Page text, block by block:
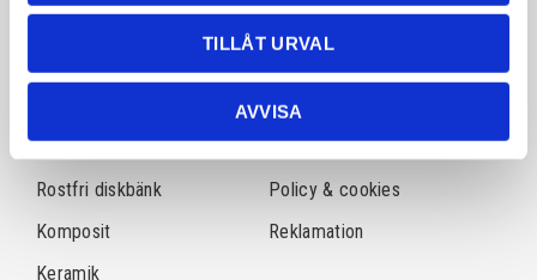
TILLÅT URVAL
AVVISA
Sortiment
Natursten
Rostfri diskbänk
Komposit
Keramik
Information
Frågor & svar
Köpvillkor
Policy & cookies
Reklamation